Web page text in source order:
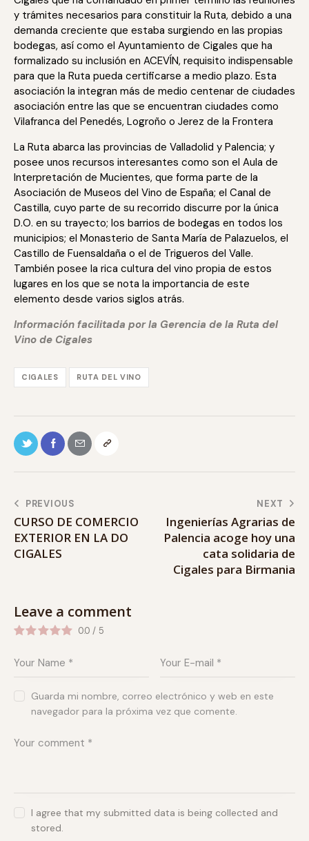
y trámites necesarios para constituir la Ruta, debido a una
demanda creciente que estaba surgiendo en las propias
bodegas, así como el Ayuntamiento de Cigales que ha
formalizado su inclusión en ACEVÍN, requisito indispensable
para que la Ruta pueda certificarse a medio plazo. Esta
asociación la integran más de medio centenar de ciudades
asociación entre las que se encuentran ciudades como
Vilafranca del Penedés, Logroño o Jerez de la Frontera
La Ruta abarca las provincias de Valladolid y Palencia; y
posee unos recursos interesantes como son el Aula de
Interpretación de Mucientes, que forma parte de la
Asociación de Museos del Vino de España; el Canal de
Castilla, cuyo parte de su recorrido discurre por la única
D.O. en su trayecto; los barrios de bodegas en todos los
municipios; el Monasterio de Santa María de Palazuelos, el
Castillo de Fuensaldaña o el de Trigueros del Valle.
También posee la rica cultura del vino propia de estos
lugares en los que se nota la importancia de este
elemento desde varios siglos atrás.
Información facilitada por la Gerencia de la Ruta del
Vino de Cigales
CIGALES RUTA DEL VINO
PREVIOUS
CURSO DE COMERCIO
EXTERIOR EN LA DO
CIGALES
NEXT
Ingenierías Agrarias de
Palencia acoge hoy una
cata solidaria de
Cigales para Birmania
Leave a comment
0.0 / 5
Guarda mi nombre, correo electrónico y web en este
navegador para la próxima vez que comente.
I agree that my submitted data is being collected and
stored.